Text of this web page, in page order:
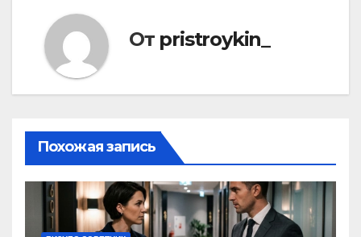
От pristroykin_
Похожая запись